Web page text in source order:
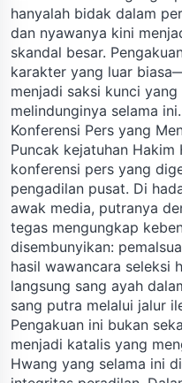
hanyalah bidak dalam
dan nyawanya kini
skandal besar.
karakter yang luar
menjadi saksi kunci
melindunginya selama ini.
Konferensi Pers yang
Puncak kejatuhan
konferensi pers yang
pengadilan pusat. Di
awak media, putranya
tegas mengungkap
disembunyikan:
hasil wawancara seleksi
langsung sang ayah
sang putra melalui jalur
Pengakuan ini bukan
menjadi katalis yang
Hwang yang selama ini